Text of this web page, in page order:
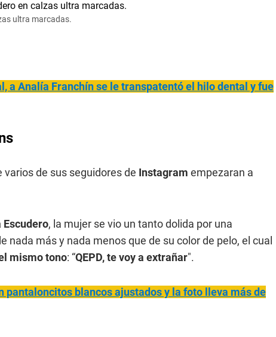
ultra marcadas.
a Analía Franchín se le transpatentó el hilo dental y fue
varios de sus seguidores de Instagram empezaran a
Escudero, la mujer se vio un tanto dolida por una
más y nada menos que de su color de pelo, el cual
mismo tono: “QEPD, te voy a extrañar".
pantaloncitos blancos ajustados y la foto lleva más de